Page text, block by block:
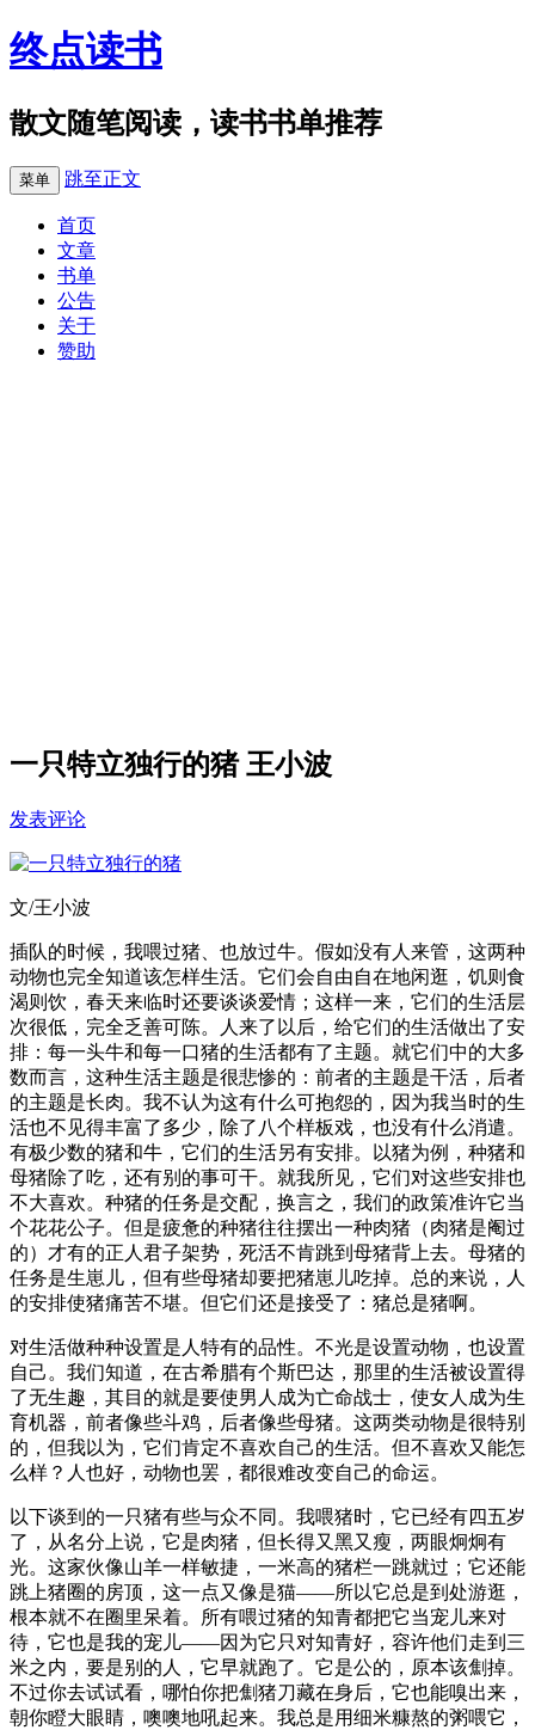
终点读书
散文随笔阅读，读书书单推荐
菜单 跳至正文
首页
文章
书单
公告
关于
赞助
一只特立独行的猪 王小波
发表评论
文/王小波
插队的时候，我喂过猪、也放过牛。假如没有人来管，这两种
动物也完全知道该怎样生活。它们会自由自在地闲逛，饥则食
渴则饮，春天来临时还要谈谈爱情；这样一来，它们的生活层
次很低，完全乏善可陈。人来了以后，给它们的生活做出了安
排：每一头牛和每一口猪的生活都有了主题。就它们中的大多
数而言，这种生活主题是很悲惨的：前者的主题是干活，后者
的主题是长肉。我不认为这有什么可抱怨的，因为我当时的生
活也不见得丰富了多少，除了八个样板戏，也没有什么消遣。
有极少数的猪和牛，它们的生活另有安排。以猪为例，种猪和
母猪除了吃，还有别的事可干。就我所见，它们对这些安排也
不大喜欢。种猪的任务是交配，换言之，我们的政策准许它当
个花花公子。但是疲惫的种猪往往摆出一种肉猪（肉猪是阉过
的）才有的正人君子架势，死活不肯跳到母猪背上去。母猪的
任务是生崽儿，但有些母猪却要把猪崽儿吃掉。总的来说，人
的安排使猪痛苦不堪。但它们还是接受了：猪总是猪啊。
对生活做种种设置是人特有的品性。不光是设置动物，也设置
自己。我们知道，在古希腊有个斯巴达，那里的生活被设置得
了无生趣，其目的就是要使男人成为亡命战士，使女人成为生
育机器，前者像些斗鸡，后者像些母猪。这两类动物是很特别
的，但我以为，它们肯定不喜欢自己的生活。但不喜欢又能怎
么样？人也好，动物也罢，都很难改变自己的命运。
以下谈到的一只猪有些与众不同。我喂猪时，它已经有四五岁
了，从名分上说，它是肉猪，但长得又黑又瘦，两眼炯炯有
光。这家伙像山羊一样敏捷，一米高的猪栏一跳就过；它还能
跳上猪圈的房顶，这一点又像是猫——所以它总是到处游逛，
根本就不在圈里呆着。所有喂过猪的知青都把它当宠儿来对
待，它也是我的宠儿——因为它只对知青好，容许他们走到三
米之内，要是别的人，它早就跑了。它是公的，原本该劁掉。
不过你去试试看，哪怕你把劁猪刀藏在身后，它也能嗅出来，
朝你瞪大眼睛，噢噢地吼起来。我总是用细米糠熬的粥喂它，